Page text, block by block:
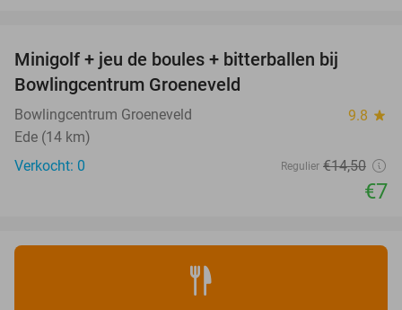
NEW
TODAY
Minigolf + jeu de boules + bitterballen bij
Bowlingcentrum Groeneveld
Bowlingcentrum Groeneveld 9.8 star
Ede (14 km)
Verkocht: 0
Regulier €14,50
€7